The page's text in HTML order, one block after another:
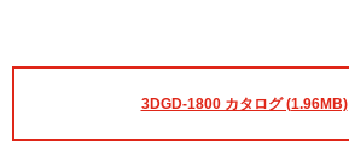
3DGD-1800 カタログ (1.96MB)